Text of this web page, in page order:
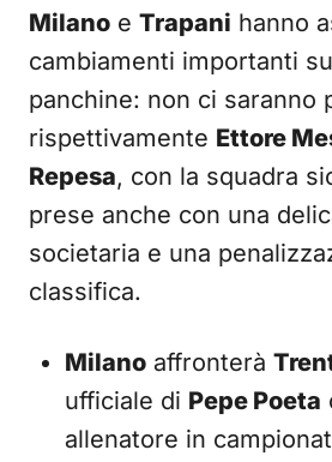
Milano e Trapani hanno
cambiamenti importanti
panchine: non ci saranno
rispettivamente Ettore
Repesa, con la squadra
prese anche con una
societaria e una
classifica.
Milano affronterà
ufficiale di Pepe Poeta
allenatore in